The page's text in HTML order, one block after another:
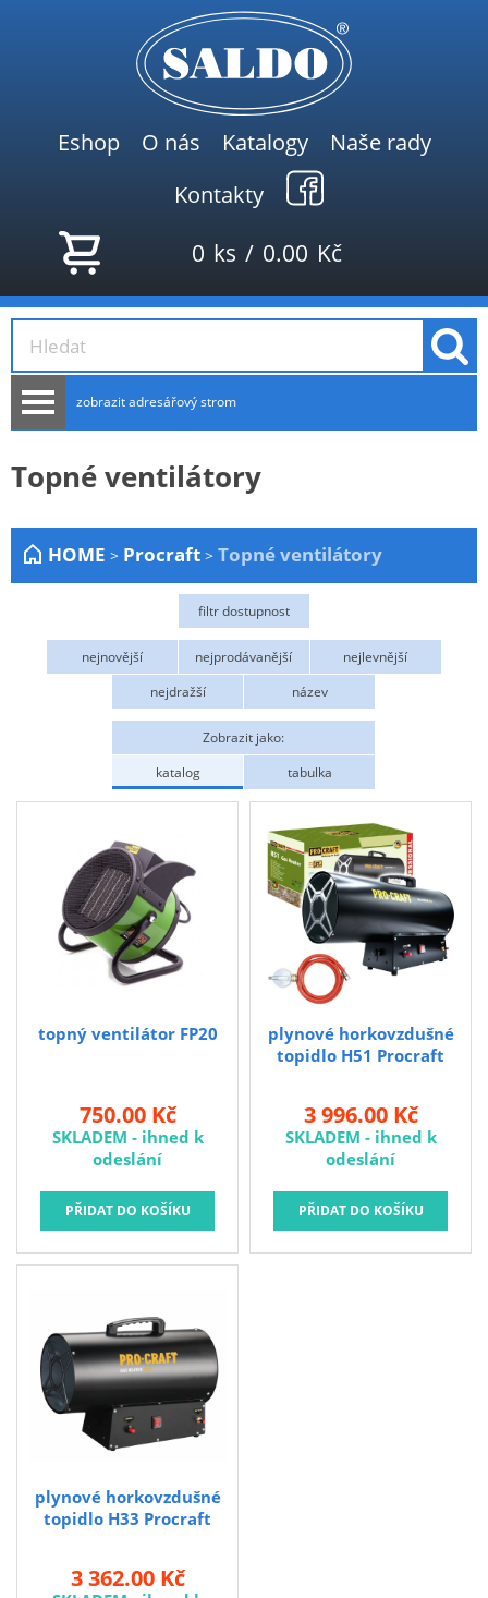
Eshop O nás Katalogy
Naše rady
Kontakty
0 ks / 0.00 Kč
zobrazit adresářový strom
NOVINKY
Plachty
Žebříky a schůdky
Stavební míchačky
NÁDOBY
Kemping
NÁBYTEK - spojovací materiál a příslušenství
Ploty a pletiva
Ochranné pomůcky
Keramické brusivo
Flex. kotouče
Brusivo na podložce
Vrtací nástroje, vykružováky, závity
Diamantové kotouče a oživovací kameny
Spojovací materiál - sklad Louny
Stavební chemie DenBraven
Dedra nářadí
Železářství a domácí potřeby
Procraft
Prodejna LOUNY - nezařazené
Topné ventilátory
HOME > Procraft > Topné ventilátory
filtr dostupnost
Skladem
nejnovější nejprodávanější
nejlevnější
nejdražší
název
Zobrazit jako:
katalog
tabulka
topný ventilátor FP20
750.00 Kč
SKLADEM - ihned k
odeslání
plynové horkovzdušné
topidlo H51 Procraft
3 996.00 Kč
SKLADEM - ihned k
odeslání
plynové horkovzdušné
topidlo H33 Procraft
3 362.00 Kč